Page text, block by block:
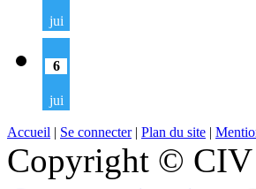
jui
6
jui
Accueil | Se connecter| Plan du site |
Copyright © CIV